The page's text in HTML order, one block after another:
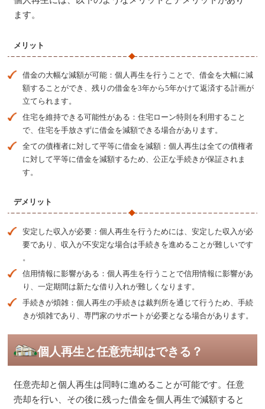
ます。
メリット
借金の大幅な減額が可能：個人再生を行うことで、借金を大幅に減
額することができ、残りの借金を3年から5年かけて返済する計画が
立てられます​​。
住宅を維持できる可能性がある：住宅ローン特則を利用すること
で、住宅を手放さずに借金を減額できる場合があります。
全ての債権者に対して平等に借金を減額：個人再生は全ての債権者
に対して平等に借金を減額するため、公正な手続きが保証されま
す。
デメリット
安定した収入が必要：個人再生を行うためには、安定した収入が必
要であり、収入が不安定な場合は手続きを進めることが難しいです​​
。
信用情報に影響がある：個人再生を行うことで信用情報に影響があ
り、一定期間は新たな借り入れが難しくなります。
手続きが煩雑：個人再生の手続きは裁判所を通じて行うため、手続
きが煩雑であり、専門家のサポートが必要となる場合があります​​。
個人再生と任意売却はできる？
任意売却と個人再生は同時に進めることが可能です。任意
売却を行い、その後に残った借金を個人再生で減額すると